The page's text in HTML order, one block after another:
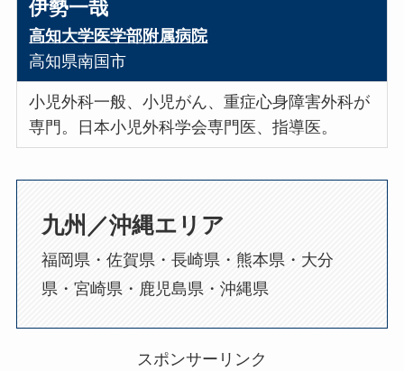
伊勢一哉
高知大学医学部附属病院
高知県南国市
小児外科一般、小児がん、重症心身障害外科が
専門。日本小児外科学会専門医、指導医。
九州／沖縄エリア
福岡県・佐賀県・長崎県・熊本県・大分
県・宮崎県・鹿児島県・沖縄県
スポンサーリンク